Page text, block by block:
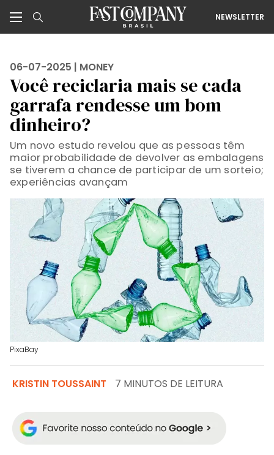
NEWSLETTER
06-07-2025 | MONEY
Você reciclaria mais se cada
garrafa rendesse um bom
dinheiro?
Um novo estudo revelou que as pessoas têm
maior probabilidade de devolver as embalagens
se tiverem a chance de participar de um sorteio;
experiências avançam
PixaBay
KRISTIN TOUSSAINT 7 MINUTOS DE LEITURA